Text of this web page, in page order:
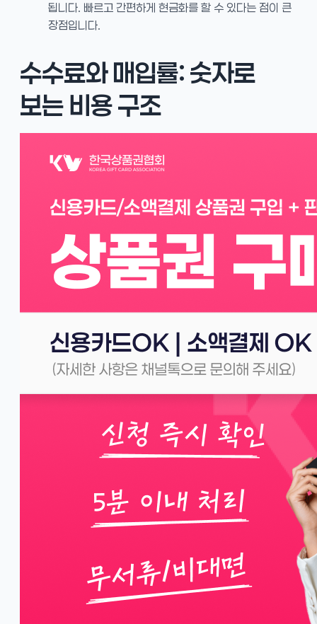
됩니다. 빠르고 간편하게 현금화를 할 수 있다는 점이 큰
장점입니다.
수수료와 매입률: 숫자로
보는 비용 구조